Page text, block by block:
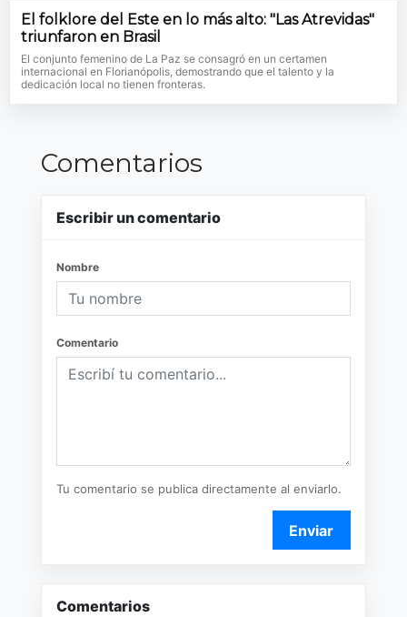
El folklore del Este en lo más alto: "Las Atrevidas"
triunfaron en Brasil
El conjunto femenino de La Paz se consagró en un certamen
internacional en Florianópolis, demostrando que el talento y la
dedicación local no tienen fronteras.
Comentarios
Escribir un comentario
Nombre
Comentario
Tu comentario se publica directamente al enviarlo.
Enviar
Comentarios